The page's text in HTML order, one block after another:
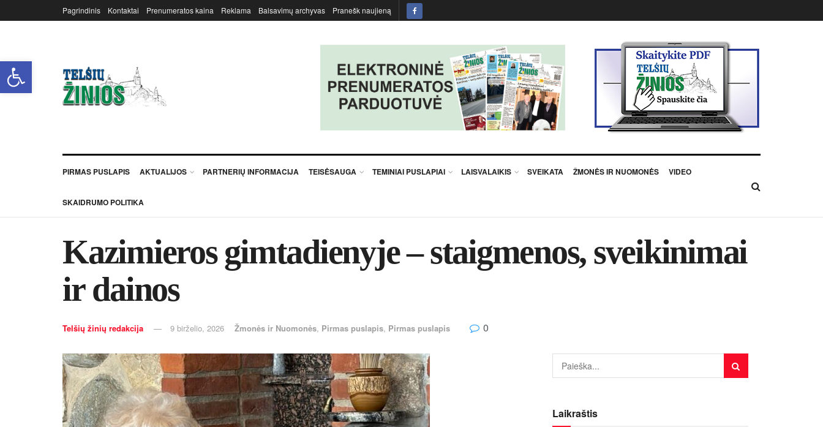
Open toolbar
Pagrindinis Kontaktai Prenumeratos kaina Reklama Balsavimų archyvas Pranešk naujieną
PIRMAS PUSLAPIS AKTUALIJOS PARTNERIŲ INFORMACIJA TEISĖSAUGA TEMINIAI PUSLAPIAI LAISVALAIKIS SVEIKATA ŽMONĖS IR NUOMONĖS VIDEO
SKAIDRUMO POLITIKA
Ka­zi­mie­ros gim­ta­die­ny­je – staig­me­nos, svei­ki­ni­mai
ir dai­nos
Telšių žinių redakcija 9 birželio, 2026 Žmonės ir Nuomonės, Pirmas puslapis, Pirmas puslapis 0
Laikraštis